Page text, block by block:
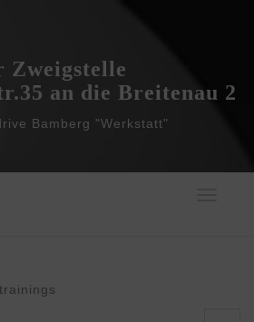
Zweigstelle
an die Breitenau 2
Bamberg "Werkstatt"